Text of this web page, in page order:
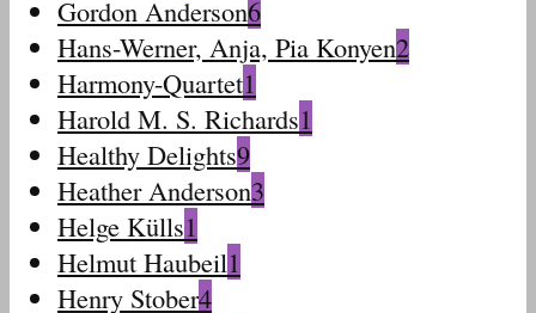
Gordon Anderson6
Hans-Werner, Anja, Pia Konyen2
Harmony-Quartet1
Harold M. S. Richards1
Healthy Delights9
Heather Anderson3
Helge Külls1
Helmut Haubeil1
Henry Stober4